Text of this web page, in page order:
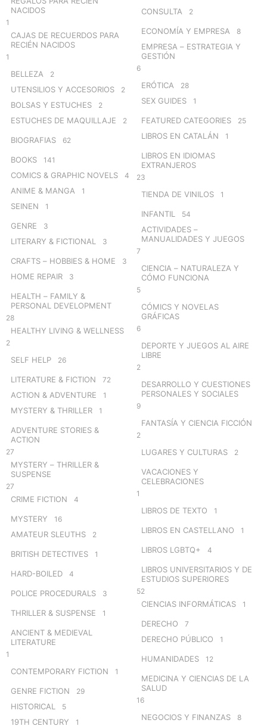
NACIDOS
1
CAJAS DE RECUERDOS PARA
RECIÉN NACIDOS
1
BELLEZA 2
UTENSILIOS Y ACCESORIOS 2
BOLSAS Y ESTUCHES 2
ESTUCHES DE MAQUILLAJE 2
BIOGRAFIAS 62
BOOKS 141
COMICS & GRAPHIC NOVELS 4
ANIME & MANGA 1
SEINEN 1
GENRE 3
LITERARY & FICTIONAL 3
CRAFTS – HOBBIES & HOME 3
HOME REPAIR 3
HEALTH – FAMILY &
PERSONAL DEVELOPMENT
28
HEALTHY LIVING & WELLNESS
2
SELF HELP 26
LITERATURE & FICTION 72
ACTION & ADVENTURE 1
MYSTERY & THRILLER 1
ADVENTURE STORIES &
ACTION
27
MYSTERY – THRILLER &
SUSPENSE
27
CRIME FICTION 4
MYSTERY 16
AMATEUR SLEUTHS 2
BRITISH DETECTIVES 1
HARD-BOILED 4
POLICE PROCEDURALS 3
THRILLER & SUSPENSE 1
ANCIENT & MEDIEVAL
LITERATURE
1
CONTEMPORARY FICTION 1
GENRE FICTION 29
HISTORICAL 5
19TH CENTURY 1
CONSULTA 2
ECONOMÍA Y EMPRESA 8
EMPRESA – ESTRATEGIA Y
GESTIÓN
6
ERÓTICA 28
SEX GUIDES 1
FEATURED CATEGORIES 25
LIBROS EN CATALÁN 1
LIBROS EN IDIOMAS
EXTRANJEROS
23
TIENDA DE VINILOS 1
INFANTIL 54
ACTIVIDADES –
MANUALIDADES Y JUEGOS
7
CIENCIA – NATURALEZA Y
CÓMO FUNCIONA
5
CÓMICS Y NOVELAS
GRÁFICAS
6
DEPORTE Y JUEGOS AL AIRE
LIBRE
2
DESARROLLO Y CUESTIONES
PERSONALES Y SOCIALES
9
FANTASÍA Y CIENCIA FICCIÓN
2
LUGARES Y CULTURAS 2
VACACIONES Y
CELEBRACIONES
1
LIBROS DE TEXTO 1
LIBROS EN CASTELLANO 1
LIBROS LGBTQ+ 4
LIBROS UNIVERSITARIOS Y DE
ESTUDIOS SUPERIORES
52
CIENCIAS INFORMÁTICAS 1
DERECHO 7
DERECHO PÚBLICO 1
HUMANIDADES 12
MEDICINA Y CIENCIAS DE LA
SALUD
16
NEGOCIOS Y FINANZAS 8